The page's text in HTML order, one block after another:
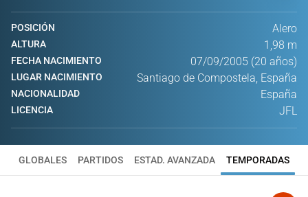
POSICIÓN Alero
ALTURA 1,98 m
FECHA NACIMIENTO 07/09/2005 (20 años)
LUGAR NACIMIENTO Santiago de Compostela, España
NACIONALIDAD España
LICENCIA JFL
GLOBALES PARTIDOS ESTAD. AVANZADA TEMPORADAS